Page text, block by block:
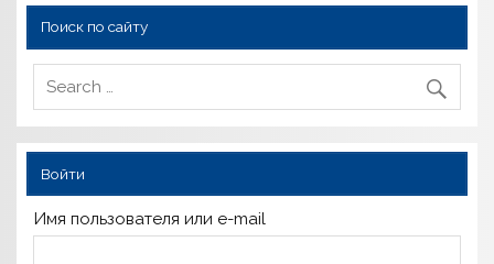
Поиск по сайту
Войти
Имя пользователя или e-mail